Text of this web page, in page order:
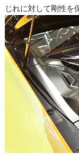
じれに対して剛性を